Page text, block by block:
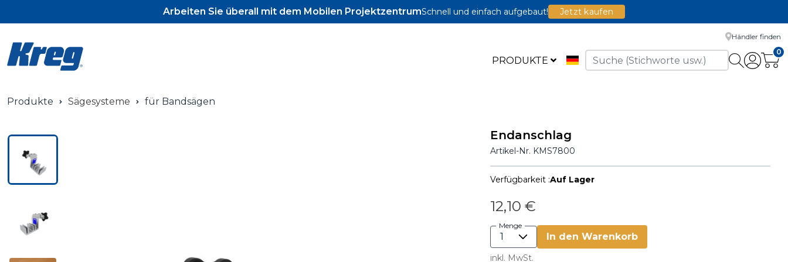
Arbeiten Sie überall mit dem Mobilen ProjektzentrumSchnell und einfach aufgebaut! Jetzt kaufen
PRODUKTE
Händler finden
0
Produkte Sägesysteme für Bandsägen
Endanschlag
Artikel-Nr. KMS7800
Verfügbarkeit :Auf Lager
12,10 €
Menge
In den Warenkorb
inkl. MwSt.